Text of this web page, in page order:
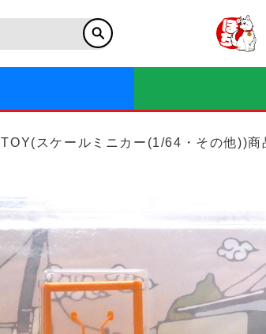
TOY(スケールミニカー(1/64・その他))商